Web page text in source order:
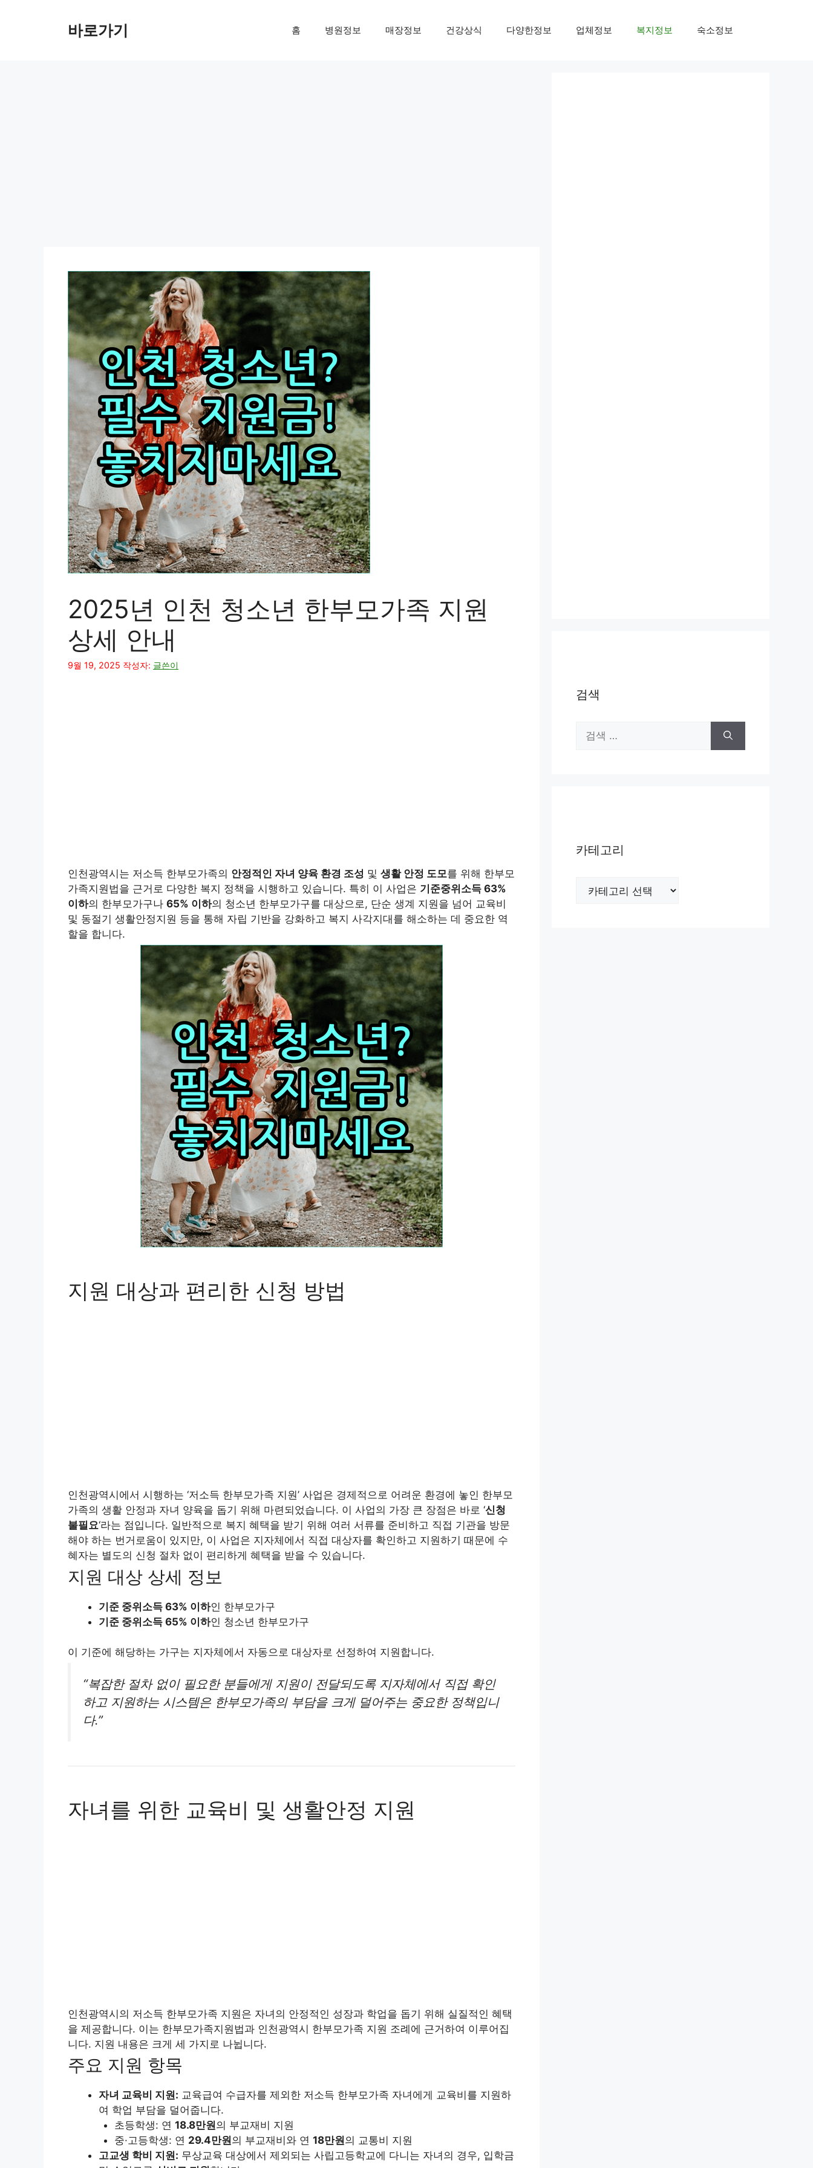
바로가기 홈 병원정보 매장정보 건강상식 다양한정보 업체정보 복지정보 숙소정보
2025년 인천 청소년 한부모가족 지원
상세 안내
9월 19, 2025 작성자: 글쓴이
인천광역시는 저소득 한부모가족의 안정적인 자녀 양육 환경 조성 및 생활 안정 도모를 위해 한부모
가족지원법을 근거로 다양한 복지 정책을 시행하고 있습니다. 특히 이 사업은 기준중위소득 63%
이하의 한부모가구나 65% 이하의 청소년 한부모가구를 대상으로, 단순 생계 지원을 넘어 교육비
및 동절기 생활안정지원 등을 통해 자립 기반을 강화하고 복지 사각지대를 해소하는 데 중요한 역
할을 합니다.
지원 대상과 편리한 신청 방법
인천광역시에서 시행하는 ‘저소득 한부모가족 지원’ 사업은 경제적으로 어려운 환경에 놓인 한부모
가족의 생활 안정과 자녀 양육을 돕기 위해 마련되었습니다. 이 사업의 가장 큰 장점은 바로 ‘신청
불필요‘라는 점입니다. 일반적으로 복지 혜택을 받기 위해 여러 서류를 준비하고 직접 기관을 방문
해야 하는 번거로움이 있지만, 이 사업은 지자체에서 직접 대상자를 확인하고 지원하기 때문에 수
혜자는 별도의 신청 절차 없이 편리하게 혜택을 받을 수 있습니다.
지원 대상 상세 정보
기준 중위소득 63% 이하인 한부모가구
기준 중위소득 65% 이하인 청소년 한부모가구
이 기준에 해당하는 가구는 지자체에서 자동으로 대상자로 선정하여 지원합니다.
“복잡한 절차 없이 필요한 분들에게 지원이 전달되도록 지자체에서 직접 확인
하고 지원하는 시스템은 한부모가족의 부담을 크게 덜어주는 중요한 정책입니
다.”
자녀를 위한 교육비 및 생활안정 지원
인천광역시의 저소득 한부모가족 지원은 자녀의 안정적인 성장과 학업을 돕기 위해 실질적인 혜택
을 제공합니다. 이는 한부모가족지원법과 인천광역시 한부모가족 지원 조례에 근거하여 이루어집
니다. 지원 내용은 크게 세 가지로 나뉩니다.
주요 지원 항목
자녀 교육비 지원: 교육급여 수급자를 제외한 저소득 한부모가족 자녀에게 교육비를 지원하
여 학업 부담을 덜어줍니다.
초등학생: 연 18.8만원의 부교재비 지원
중·고등학생: 연 29.4만원의 부교재비와 연 18만원의 교통비 지원
고교생 학비 지원: 무상교육 대상에서 제외되는 사립고등학교에 다니는 자녀의 경우, 입학금
검색
색:
카테고리